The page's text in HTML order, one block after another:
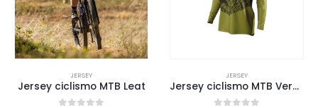
JERSEY
Jersey ciclismo MTB Leat
JERSEY
Jersey ciclismo MTB Verde